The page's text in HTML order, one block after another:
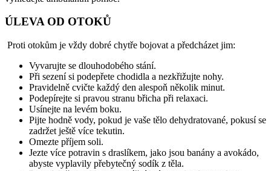
ÚLEVA OD OTOKŮ
Proti otokům je vždy dobré chytře bojovat a předcházet jim:
Vyvarujte se dlouhodobého stání.
Při sezení si podepřete chodidla a nezkřižujte nohy.
Pravidelně cvičte každý den alespoň několik minut.
Podepírejte si pravou stranu břicha při relaxaci.
Usínejte na levém boku.
Pijte hodně vody, pokud je vaše tělo dehydratované, pokusí se
zadržet ještě více tekutin.
Omezte příjem soli.
Jezte více potravin s draslíkem, jako jsou banány a avokádo,
abyste vyplavily přebytečný sodík z těla.